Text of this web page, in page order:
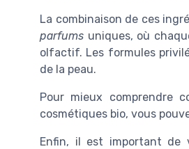
La combinaison de ces
parfums uniques, où
olfactif. Les formules
de la peau.
Pour mieux comprendre
cosmétiques bio, vous
Enfin, il est important de